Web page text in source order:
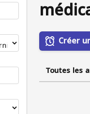
Créer
Toutes les